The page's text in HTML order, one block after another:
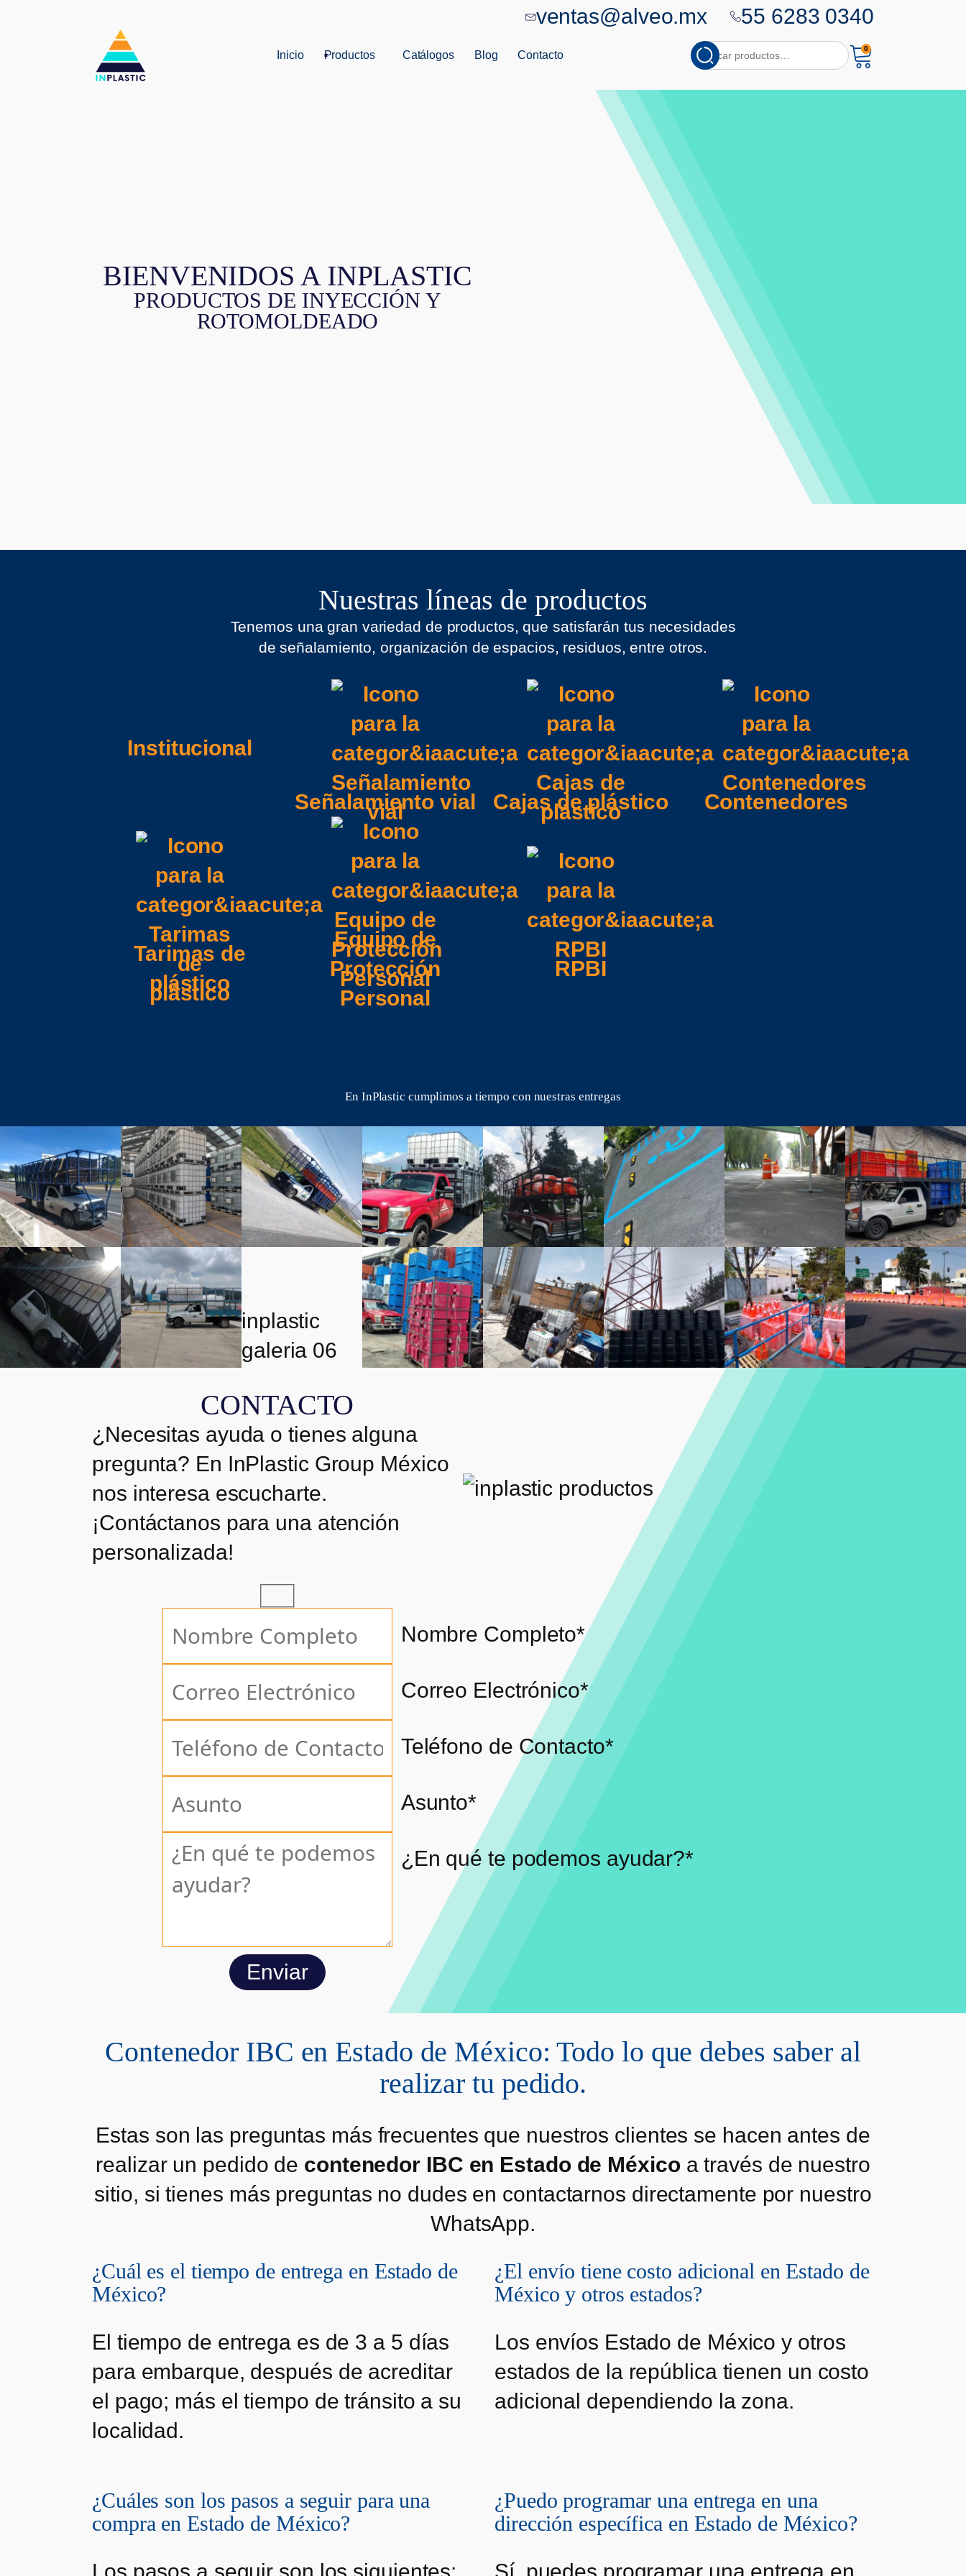
ventas@alveo.mx 55 6283 0340
Inicio Productos Catálogos Blog Contacto
Buscar
por:
Cuando hay resultados
0
MÉXICOBIENVENIDOS A INPLASTIC
PRODUCTOS DE INYECCIÓN Y
ROTOMOLDEADO
Nuestras líneas de productos
Tenemos una gran variedad de productos, que satisfarán tus necesidades
de señalamiento, organización de espacios, residuos, entre otros.
Institucional
Señalamiento vial Cajas de plástico Contenedores
Tarimas de
plástico
Equipo de
Protección
Personal
RPBI
En InPlastic cumplimos a tiempo con nuestras entregas
inplastic
galeria 16
inplastic
galeria 15
inplastic
galeria 13
inplastic
galeria 12
inplastic
galeria 11
inplastic
galeria 10
inplastic
galeria 09
galeria 07
inplastic
galeria 06
galeria 03
inplastic
galeria 02
CONTACTO
¿Necesitas ayuda o tienes alguna
pregunta? En InPlastic Group México
nos interesa escucharte.
¡Contáctanos para una atención
personalizada!
Nombre Completo*
Correo Electrónico*
Teléfono de Contacto*
Asunto*
¿En qué te podemos ayudar?*
Contenedor IBC en Estado de México: Todo lo que debes saber al
realizar tu pedido.
Estas son las preguntas más frecuentes que nuestros clientes se hacen antes de
realizar un pedido de contenedor IBC en Estado de Méxicoa través de nuestro
sitio, si tienes más preguntas no dudes en contactarnos directamente por nuestro
WhatsApp.
¿Cuál es el tiempo de entrega en Estado de
México?
El tiempo de entrega es de 3 a 5 días
para embarque, después de acreditar
el pago; más el tiempo de tránsito a su
localidad.
¿El envío tiene costo adicional en Estado de
México y otros estados?
Los envíos Estado de México y otros
estados de la república tienen un costo
adicional dependiendo la zona.
¿Cuáles son los pasos a seguir para una
compra en Estado de México?
Los pasos a seguir son los siguientes:
¿Puedo programar una entrega en una
dirección específica en Estado de México?
Sí, puedes programar una entrega en